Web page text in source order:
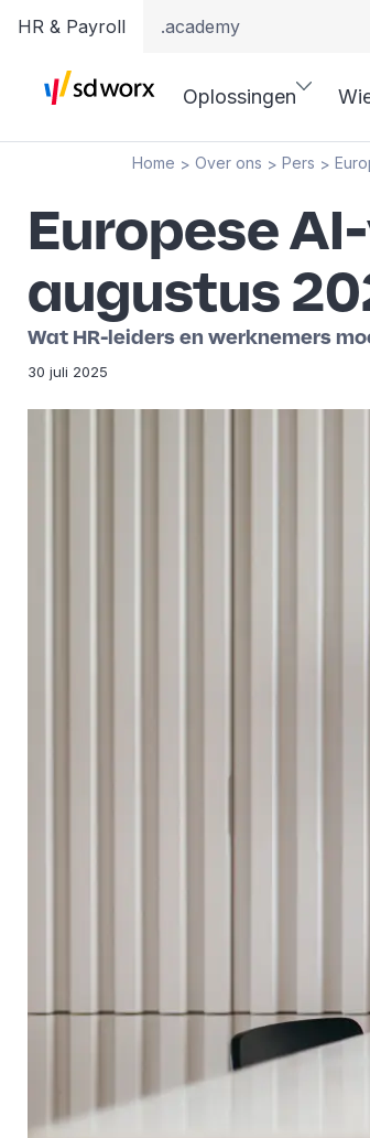
HR & Payroll .academy
Oplossingen
Home > Over ons > Pers >
Europese
augustus
Wat HR-leiders en werknemers
30 juli 2025